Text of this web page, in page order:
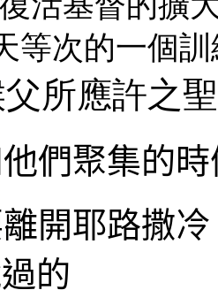
等次的一個訓
所應許之
們聚集的
開耶路撒
的